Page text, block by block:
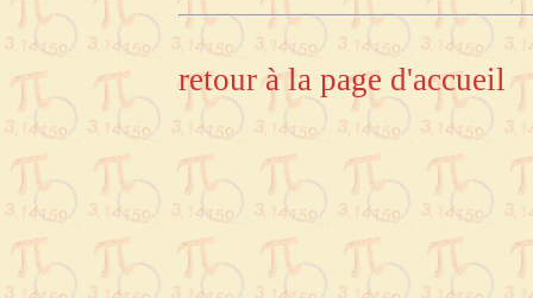
retour à la page d'accueil